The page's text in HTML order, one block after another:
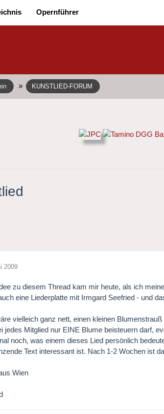
Opernführer
» KUNSTLIED-FORUM
2009
zu diesem Thread kam mir heute, als ich
eine Liederplatte mit Irmgard Seefried - und
vielleich ganz nett, einen kleinen
jedes Mitglied nur EINE Blume beisteuern darf,
noch, was einem dieses Lied persönlich
Text interessant ist. Nach 1-2 Wochen ist
Wien